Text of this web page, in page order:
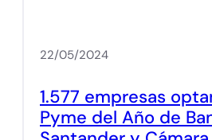
22/05/2024
1.577 empresas
Pyme del Año de